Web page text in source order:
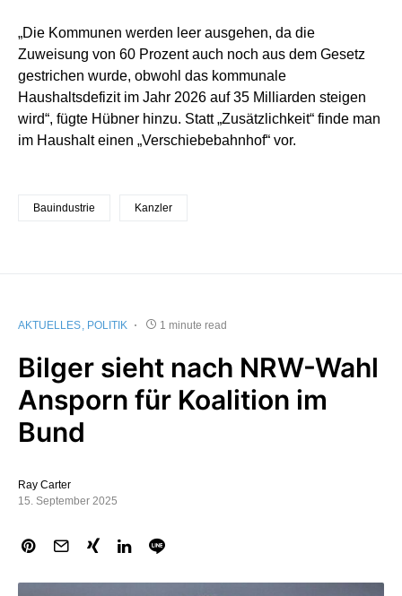
„Die Kommunen werden leer ausgehen, da die
Zuweisung von 60 Prozent auch noch aus dem Gesetz
gestrichen wurde, obwohl das kommunale
Haushaltsdefizit im Jahr 2026 auf 35 Milliarden steigen
wird“, fügte Hübner hinzu. Statt „Zusätzlichkeit“ finde man
im Haushalt einen „Verschiebebahnhof“ vor.
Bauindustrie Kanzler
AKTUELLES POLITIK 1 minute read
Bilger sieht nach NRW-Wahl
Ansporn für Koalition im
Bund
Ray Carter
15. September 2025